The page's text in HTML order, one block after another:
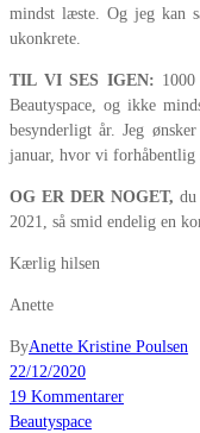
mindst læste. Og jeg kan
ukonkrete.
TIL VI SES IGEN:
Beautyspace, og ikke
besynderligt år. Jeg
januar, hvor vi forhåbentlig
OG ER DER NOGET, du
2021, så smid endelig en
Kærlig hilsen
Anette
ByAnette Kristine Poulsen
22/12/2020
19 Kommentarer
Beautyspace